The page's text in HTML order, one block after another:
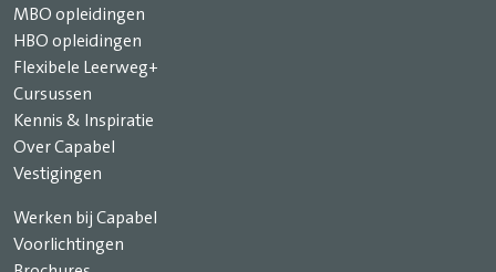
MBO opleidingen
HBO opleidingen
Flexibele Leerweg+
Cursussen
Kennis & Inspiratie
Over Capabel
Vestigingen
Werken bij Capabel
Voorlichtingen